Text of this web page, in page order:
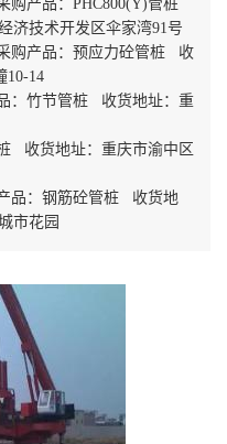
产品：PHC800(Y)管桩
济技术开发区伞家湾91号
购产品：预应力砼管桩 收
10-14
：竹节管桩 收货地址：重
收货地址：重庆市渝中区
品：钢筋砼管桩 收货地
市花园